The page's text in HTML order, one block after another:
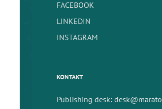
FACEBOOK
LINKEDIN
INSTAGRAM
KONTAKT
Publishing desk: